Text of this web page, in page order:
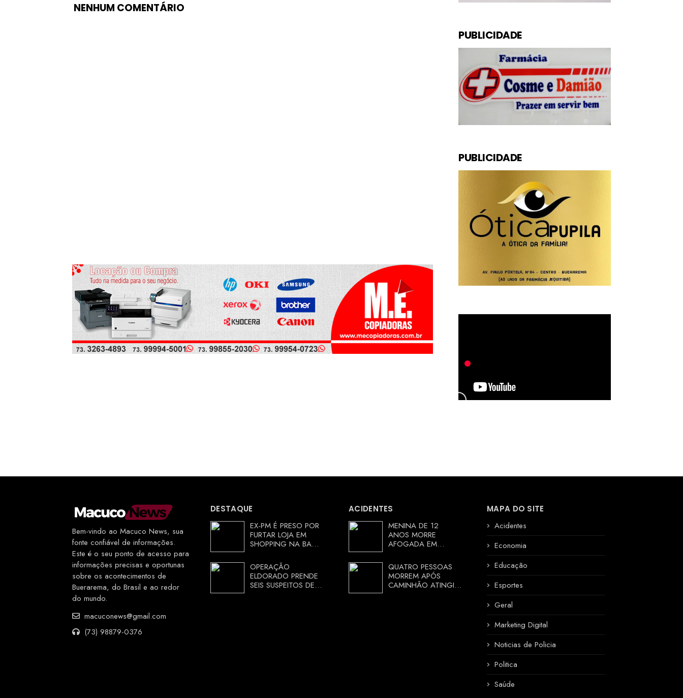
NENHUM COMENTÁRIO
PUBLICIDADE
PUBLICIDADE
Bem-vindo ao Macuco News, sua
fonte confiável de informações.
Este é o seu ponto de acesso para
informações precisas e oportunas
sobre os acontecimentos de
Buerarema, do Brasil e ao redor
do mundo.
macuconews@gmail.com
(73) 98879-0376
DESTAQUE
EX-PM É PRESO POR
FURTAR LOJA EM
SHOPPING NA BAHIA
CORRENDO DE
DELEGACIA
OPERAÇÃO
ELDORADO PRENDE
SEIS SUSPEITOS DE
ACIDENTES
MENINA DE 12
ANOS MORRE
AFOGADA EM
RURAL DE ARACI,
BAHIA; POLÍCIA
INVESTIGA
CIRCUNSTÂNCIAS
QUATRO PESSOAS
MORREM APÓS
CAMINHÃO ATINGIR
MAPA DO SITE
Acidentes
Economia
Educação
Esportes
Geral
Marketing Digital
Noticias de Policia
Politica
Saúde